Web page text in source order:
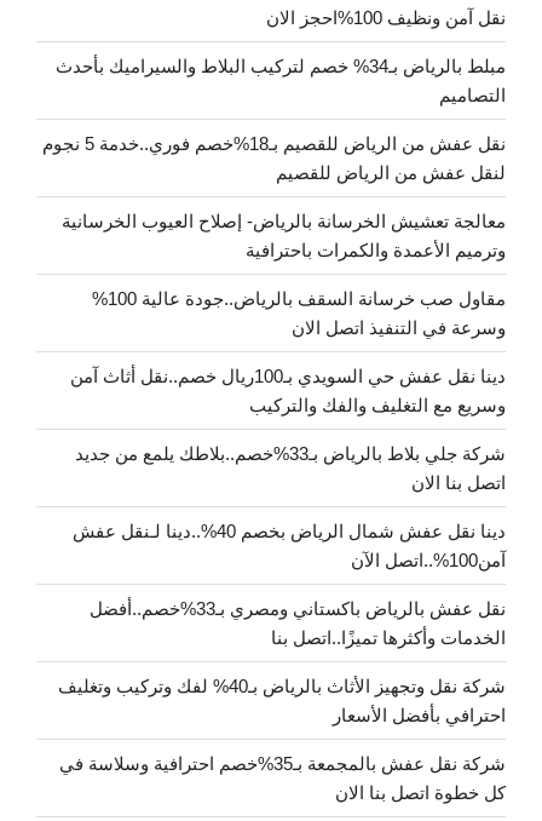
نقل آمن ونظيف 100%احجز الان
مبلط بالرياض بـ34% خصم لتركيب البلاط والسيراميك بأحدث
التصاميم
نقل عفش من الرياض للقصيم بـ18%خصم فوري..خدمة 5 نجوم
لنقل عفش من الرياض للقصيم
معالجة تعشيش الخرسانة بالرياض- إصلاح العيوب الخرسانية
وترميم الأعمدة والكمرات باحترافية
مقاول صب خرسانة السقف بالرياض..جودة عالية 100%
وسرعة في التنفيذ اتصل الان
دينا نقل عفش حي السويدي بـ100ريال خصم..نقل أثاث آمن
وسريع مع التغليف والفك والتركيب
شركة جلي بلاط بالرياض بـ33%خصم..بلاطك يلمع من جديد
اتصل بنا الان
دينا نقل عفش شمال الرياض بخصم 40%..دينا لـنقل عفش
آمن100%..اتصل الآن
نقل عفش بالرياض باكستاني ومصري بـ33%خصم..أفضل
الخدمات وأكثرها تميزًا..اتصل بنا
شركة نقل وتجهيز الأثاث بالرياض بـ40% لفك وتركيب وتغليف
احترافي بأفضل الأسعار
شركة نقل عفش بالمجمعة بـ35%خصم احترافية وسلاسة في
كل خطوة اتصل بنا الان